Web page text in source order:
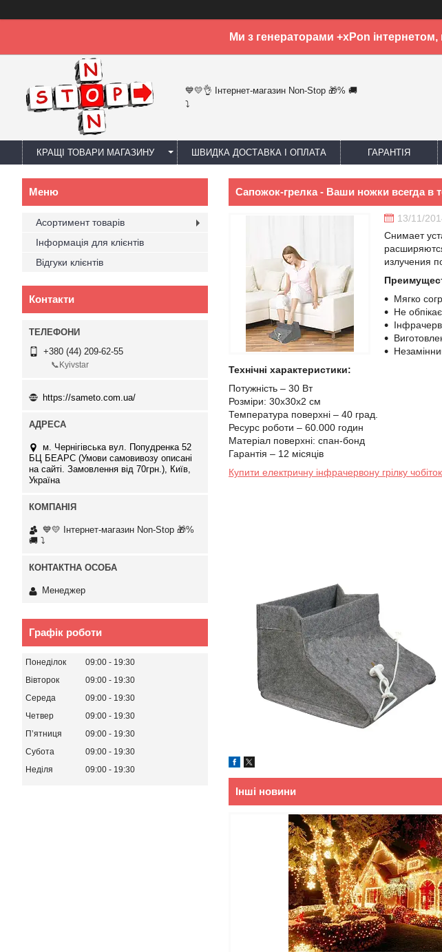
Ми з генераторами +xPon
💙💛👌 Інтернет-магазин Non-Stop 🎁% 🚚
⤵
КРАЩІ ТОВАРИ МАГАЗИНУ ШВИДКА ДОСТАВКА І ОПЛАТА ГАРАНТІЯ
Сапожок-грелка - Ваши ножки всегда в
13/11/
Снимает
излучения
Мягко
Не
Технічні характеристики:
Потужність – 30 Вт
Розміри: 30х30х2 см
Температура поверхні – 40 град.
Ресурс роботи – 60.000 годин
Матеріал поверхні: спан-бонд
Гарантія – 12 місяців
Купити електричну інфрачервону грілку чобіток
Інші новини
Асортимент товарів
Інформація для клієнтів
Відгуки клієнтів
Контакти
+380 (44) 209-62-55
📞Kyivstar
https://sameto.com.ua/
м. Чернігівська вул. Попудренка 52
БЦ БЕАРС (Умови самовивозу описані
на сайті. Замовлення від 70грн.), Київ,
Україна
💙💛 Інтернет-магазин Non-Stop 🎁%
🚚 ⤵
Менеджер
Графік роботи
Понеділок 09:00
19:30
Вівторок
09:00
19:30
Середа
09:00
19:30
Четвер
09:00
19:30
Пʼятниця
09:00
19:30
Субота
09:00
19:30
Неділя
09:00 19:30